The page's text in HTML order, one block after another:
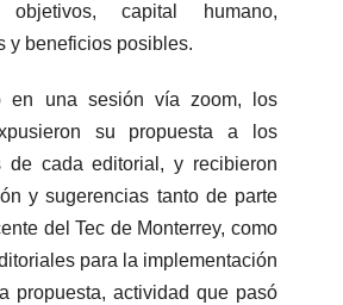
objetivos, capital humano,
y beneficios posibles.
en una sesión vía zoom, los
su propuesta a los
de cada editorial, y recibieron
y sugerencias tanto de parte
del Tec de Monterrey, como
para la implementación
propuesta, actividad que pasó